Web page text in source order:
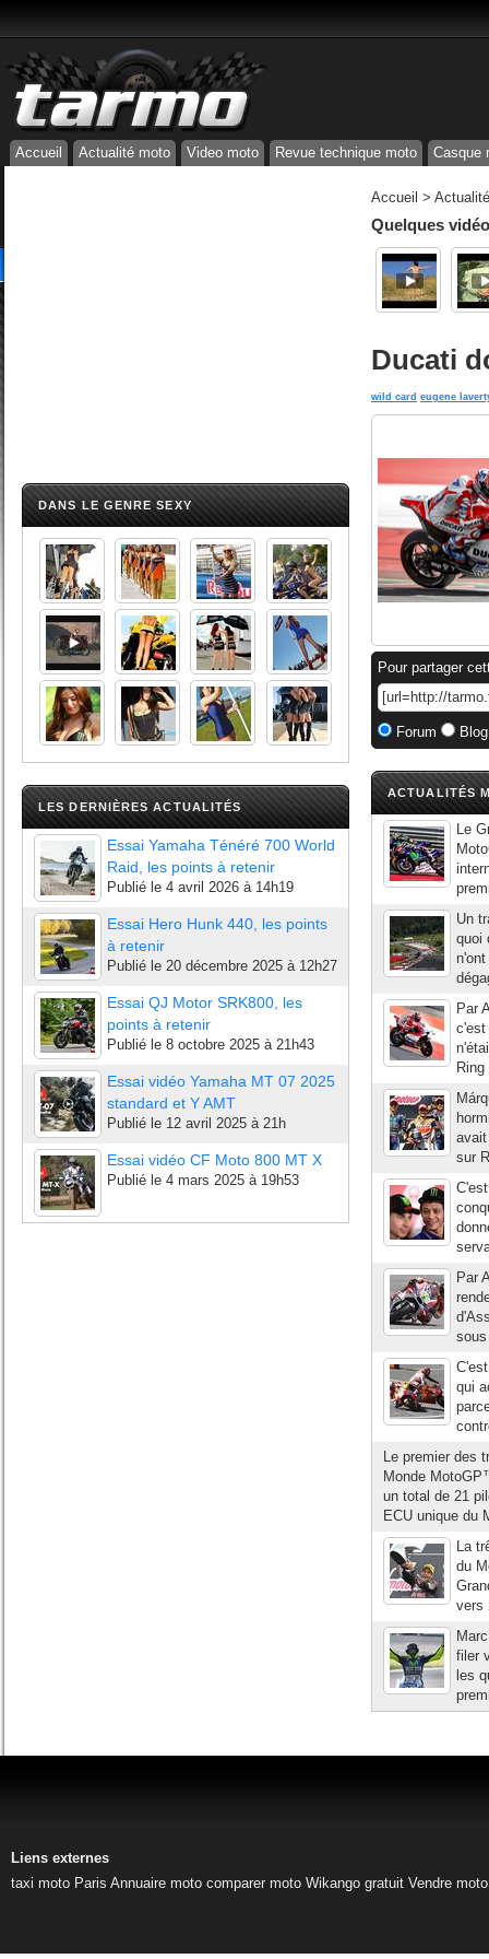
Accueil Actualité moto Video moto Revue technique moto Casque
DANS LE GENRE SEXY
LES DERNIÈRES ACTUALITÉS
Essai Yamaha Ténéré 700 World
Raid, les points à retenir
Publié le 4 avril 2026 à 14h19
Essai Hero Hunk 440, les points
à retenir
Publié le 20 décembre 2025 à 12h27
Essai QJ Motor SRK800, les
points à retenir
Publié le 8 octobre 2025 à 21h43
Essai vidéo Yamaha MT 07 2025
standard et Y AMT
Publié le 12 avril 2025 à 21h
Essai vidéo CF Moto 800 MT X
Publié le 4 mars 2025 à 19h53
Accueil >
Quelques
Ducati
wild card eugene
Pour partager
Forum
ACTUALITÉS
Le
Un
quoi
Par
c'est
sur
Par
qui
Le premier des
Monde
un total de 21
ECU unique du
La
du
vers
filer
les
Liens externes
taxi moto Paris Annuaire moto comparer moto Wikango gratuit Vendre moto